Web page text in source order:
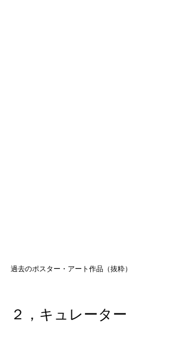
過去のポスター・アート作品（抜粋）
２，キュレーター